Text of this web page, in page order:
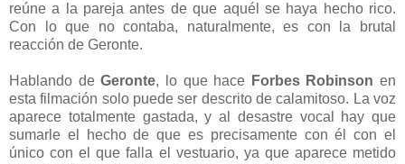
reúne a la pareja antes de que aquél se haya hecho rico.
Con lo que no contaba, naturalmente, es con la brutal
reacción de Geronte.
Hablando deGeronte, lo que hace Forbes Robinson en
esta filmación solo puede ser descrito de calamitoso. La voz
aparece totalmente gastada, y al desastre vocal hay que
sumarle el hecho de que es precisamente con él con el
único con el que falla el vestuario, ya que aparece metido